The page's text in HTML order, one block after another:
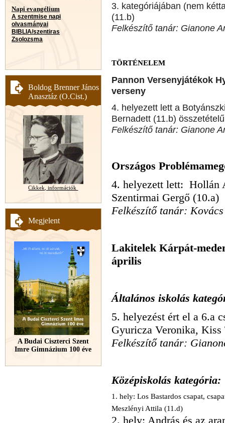
Napi evangélium
A szentmise napi
olvasmányai
BIBLIA/szentiras
Zsolozsma
Boldog Brenner János
Anasztáz (O.Cist.)
Cikkek, információk
Megjelent
A Budai Ciszterci Szent
Imre Gimnázium 100 éve
3. kategóriájában (nem
(11.b)
Felkészítő tanár: Gianone
TÖRTÉNELEM
Pannon Versenyjátékok
verseny
4. helyezett lett a
Bernadett (11.b)
Felkészítő tanár: Gianone
Országos
4. helyezett lett: Hollán
Szentirmai Gergő (10.a)
Felkészítő tanár:
Lakitelek Kárpát-
április
Általános iskolás
5. helyezést ért el a 6.a
Gyuricza Veronika, Kiss
Felkészítő tanár:
Középiskolás
1. hely: Los Bastardos csapat,
Meszlényi Attila (11.d)
2. hely: András és az